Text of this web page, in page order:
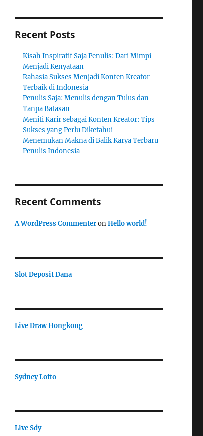
Recent Posts
Kisah Inspiratif Saja Penulis: Dari Mimpi
Menjadi Kenyataan
Rahasia Sukses Menjadi Konten Kreator
Terbaik di Indonesia
Penulis Saja: Menulis dengan Tulus dan
Tanpa Batasan
Meniti Karir sebagai Konten Kreator: Tips
Sukses yang Perlu Diketahui
Menemukan Makna di Balik Karya Terbaru
Penulis Indonesia
Recent Comments
A WordPress CommenteronHello world!
Slot Deposit Dana
Live Draw Hongkong
Sydney Lotto
Live Sdy